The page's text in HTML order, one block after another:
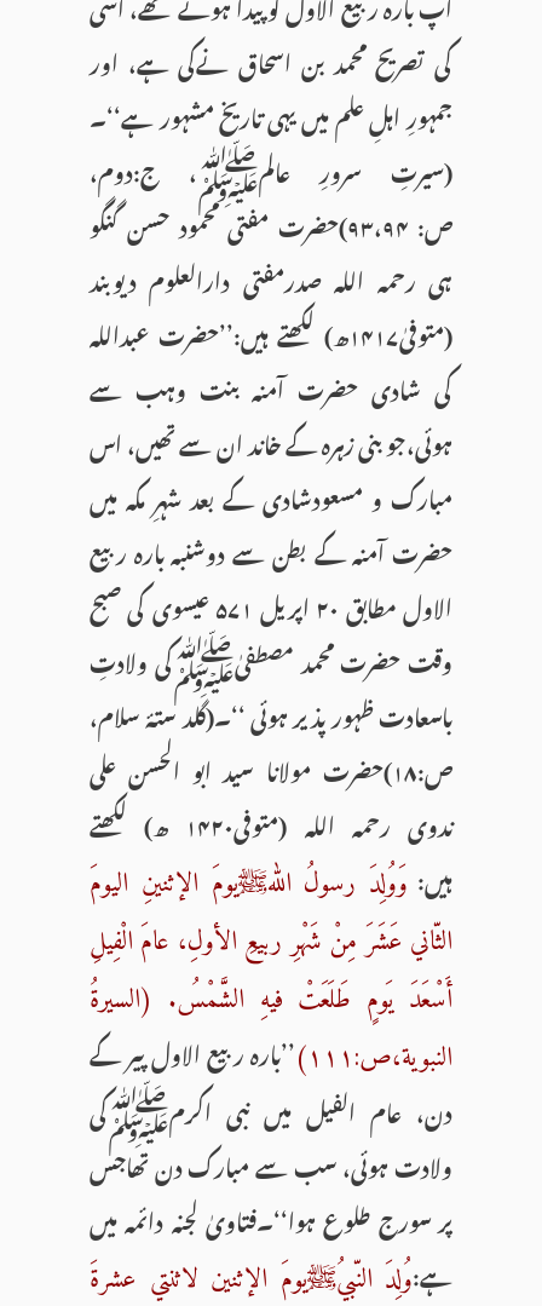
کی تصریح محمد بن اسحاق نےکی ہے، اور
جمہورِ اہلِ علم میں یہی تاریخ مشہور ہے‘‘۔
(سیرتِ سرورِ عالمﷺ، ج:دوم،
ص: ۹۳،۹۴)حضرت مفتی محمود حسن گنگو
ہی رحمہ اللہ صدرمفتی دارالعلوم دیوبند
(متوفیٰ۱۴۱۷ھ) لکھتے ہیں:’’حضرت عبداللہ
کی شادی حضرت آمنہ بنت وہب سے
ہوئی،جو بنی زہرہ کے خاند ان سے تھیں، اس
مبارک و مسعودشادی کے بعد شہرِ مکہ میں
حضرت آمنہ کے بطن سے دوشنبہ بارہ ربیع
الاول مطابق ۲۰ اپریل ۵۷۱ عیسوی کی صبح
وقت حضرت محمد مصطفیٰﷺکی ولادتِ
باسعادت ظہور پذیر ہوئی ‘‘۔(گلد ستۂ سلام،
ص:۱۸)حضرت مولانا سید ابو الحسن علی
ندوی رحمہ اللہ (متوفی۱۴۲۰ ھ) لکھتے
ہیں: وَوُلِدَ رسولُ اللهﷺیومَ الإثنینِ الیومَ
الثّاني عَشَرَ مِنْ شَهْرِ ربیعِ الأولِ، عامَ الْفِیلِ
أَسْعَدَ یَومٍ طَلَعَتْ فیهِ الشَّمْسُ. (السیرةُ
النبویة،ص:۱۱۱)
’’بارہ ربیع الاول پیر کے
دن، عام الفیل میں نبی اکرمﷺکی
ولادت ہوئی، سب سے مبارک دن تھاجس
پر سورج طلوع ہوا‘‘۔فتاویٰ لجنہ دائمہ میں
ہے:وُلِدَ النّبيُﷺیومَ الإثنین لاثنتي عشرةَ